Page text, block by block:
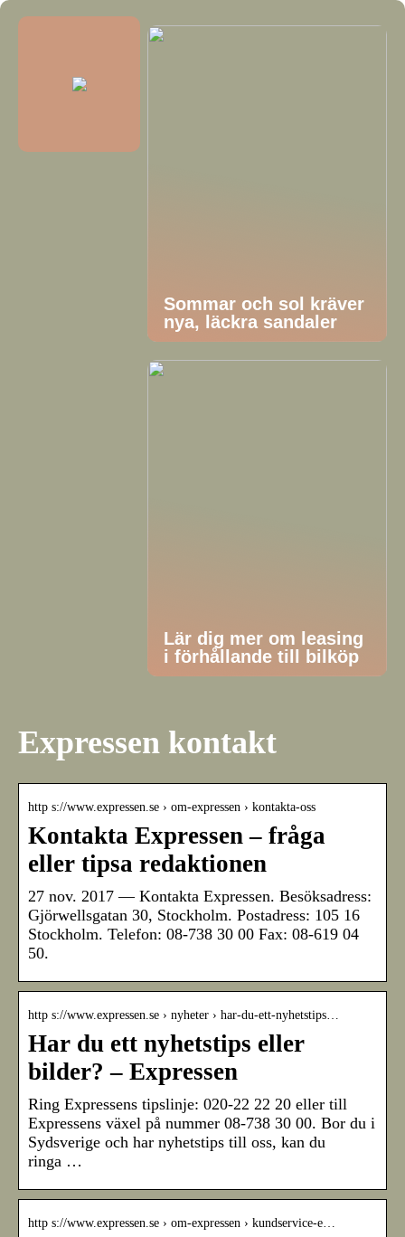
Sommar och sol kräver
nya, läckra sandaler
Lär dig mer om leasing
i förhållande till bilköp
Expressen kontakt
http s://www.expressen.se › om-expressen › kontakta-oss
Kontakta Expressen – fråga
eller tipsa redaktionen
27 nov. 2017 — Kontakta Expressen. Besöksadress:
Gjörwellsgatan 30, Stockholm. Postadress: 105 16
Stockholm. Telefon: 08-738 30 00 Fax: 08-619 04
50.
http s://www.expressen.se › nyheter › har-du-ett-nyhetstips…
Har du ett nyhetstips eller
bilder? – Expressen
Ring Expressens tipslinje: 020-22 22 20 eller till
Expressens växel på nummer 08-738 30 00. Bor du i
Sydsverige och har nyhetstips till oss, kan du
ringa …
http s://www.expressen.se › om-expressen › kundservice-e…